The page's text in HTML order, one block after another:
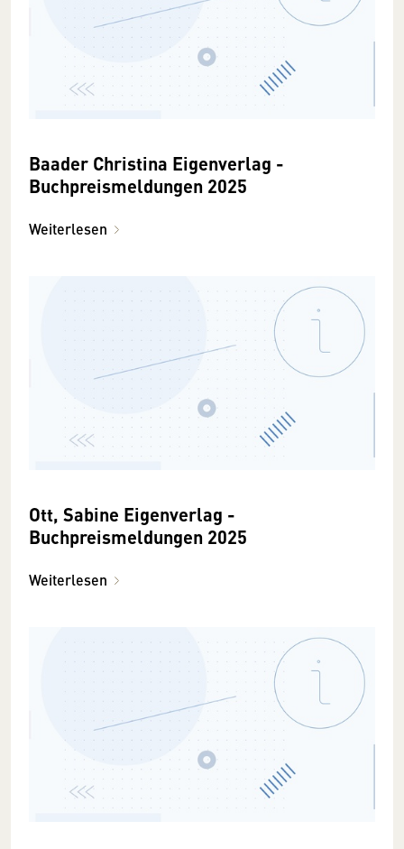
Baader Christina Eigenverlag -
Buchpreismeldungen 2025
Weiterlesen
Ott, Sabine Eigenverlag -
Buchpreismeldungen 2025
Weiterlesen